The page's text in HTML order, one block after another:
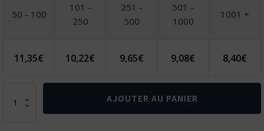
50 - 100
101 -
250
251 -
500
501 -
1000
1001 +
11,35€ 10,22€ 9,65€ 9,08€ 8,40€
AJOUTER AU PANIER